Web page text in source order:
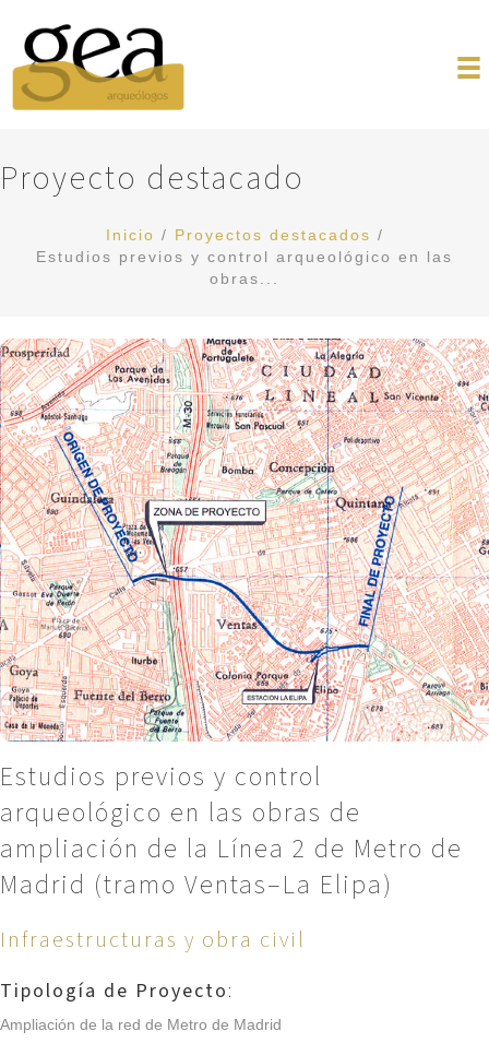
Proyecto destacado
Inicio / Proyectos destacados /
Estudios previos y control arqueológico en las
obras...
Estudios previos y control
arqueológico en las obras de
ampliación de la Línea 2 de Metro de
Madrid (tramo Ventas–La Elipa)
Infraestructuras y obra civil
Tipología de Proyecto:
Ampliación de la red de Metro de Madrid